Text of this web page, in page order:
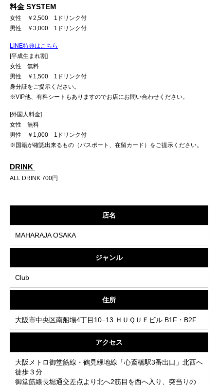
料金 SYSTEM
女性 ￥2,500 1ドリンク付
男性 ￥3,000 1ドリンク付
LINE特典はこちら
[平成生まれ割]
女性 無料
男性 ￥1,500 1ドリンク付
身分証をご提示ください。
※VIP他、有料シートもありますのでお店にお問い合わせください。
[外国人料金]
女性 無料
男性 ￥1,000 1ドリンク付
※国籍が確認出来るもの（パスポート、在留カード）をご提示ください。
DRINK
ALL DRINK 700円
店名
MAHARAJA OSAKA
ジャンル
Club
住所
大阪市中央区南船場4丁目10−13 ＨＵＱＵＥビル B1F・B2F
アクセス
大阪メトロ御堂筋線・鶴見緑地線「心斎橋駅3番出口」北西へ
徒歩３分
御堂筋線長堀通交差点より北へ2筋目を西へ入り、突当りの